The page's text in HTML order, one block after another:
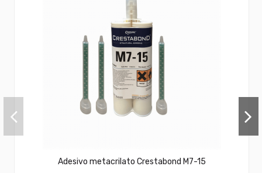
Adesivo metacrilato Crestabond M7-15